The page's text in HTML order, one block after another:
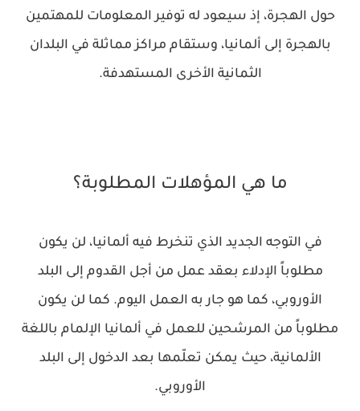
حول الهجرة، إذ سيعود له توفير المعلومات للمهتمين
بالهجرة إلى ألمانيا، وستقام مراكز مماثلة في البلدان
الثمانية الأخرى المستهدفة.
ما هي المؤهلات المطلوبة؟
في التوجه الجديد الذي تنخرط فيه ألمانيا، لن يكون
مطلوباً الإدلاء بعقد عمل من أجل القدوم إلى البلد
الأوروبي، كما هو جار به العمل اليوم. كما لن يكون
مطلوباً من المرشحين للعمل في ألمانيا الإلمام باللغة
الألمانية، حيث يمكن تعلّمها بعد الدخول إلى البلد
الأوروبي.